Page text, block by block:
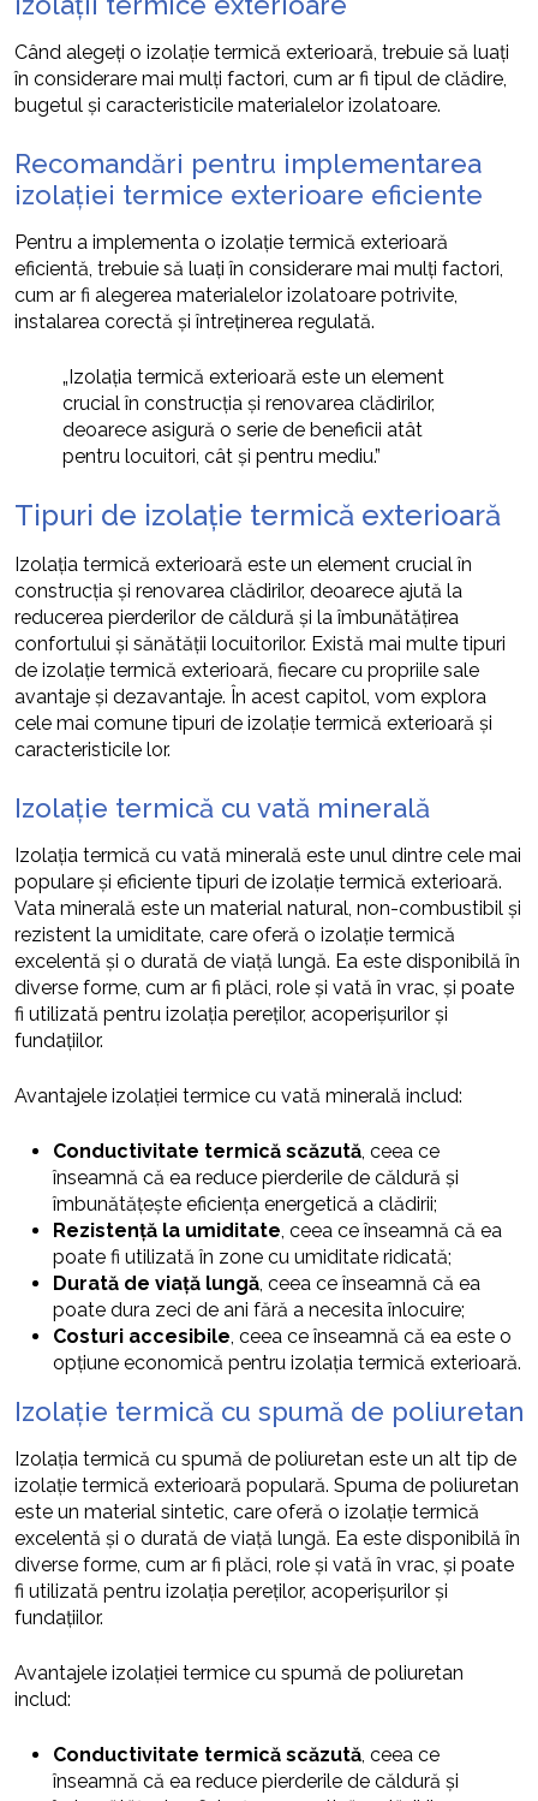
Când alegeți o izolație termică exterioară, trebuie să luați
în considerare mai mulți factori, cum ar fi tipul de clădire,
bugetul și caracteristicile materialelor izolatoare.
Recomandări pentru implementarea
izolației termice exterioare eficiente
Pentru a implementa o izolație termică exterioară
eficientă, trebuie să luați în considerare mai mulți factori,
cum ar fi alegerea materialelor izolatoare potrivite,
instalarea corectă și întreținerea regulată.
„Izolația termică exterioară este un element
crucial în construcția și renovarea clădirilor,
deoarece asigură o serie de beneficii atât
pentru locuitori, cât și pentru mediu.”
Tipuri de izolație termică exterioară
Izolația termică exterioară este un element crucial în
construcția și renovarea clădirilor, deoarece ajută la
reducerea pierderilor de căldură și la îmbunătățirea
confortului și sănătății locuitorilor. Există mai multe tipuri
de izolație termică exterioară, fiecare cu propriile sale
avantaje și dezavantaje. În acest capitol, vom explora
cele mai comune tipuri de izolație termică exterioară și
caracteristicile lor.
Izolație termică cu vată minerală
Izolația termică cu vată minerală este unul dintre cele mai
populare și eficiente tipuri de izolație termică exterioară.
Vata minerală este un material natural, non-combustibil și
rezistent la umiditate, care oferă o izolație termică
excelentă și o durată de viață lungă. Ea este disponibilă în
diverse forme, cum ar fi plăci, role și vată în vrac, și poate
fi utilizată pentru izolația pereților, acoperișurilor și
fundațiilor.
Avantajele izolației termice cu vată minerală includ:
Conductivitate termică scăzută , ceea ce
înseamnă că ea reduce pierderile de căldură și
îmbunătățește eficiența energetică a clădirii;
Rezistență la umiditate , ceea ce înseamnă că ea
poate fi utilizată în zone cu umiditate ridicată;
Durată de viață lungă , ceea ce înseamnă că ea
poate dura zeci de ani fără a necesita înlocuire;
Costuri accesibile , ceea ce înseamnă că ea este o
opțiune economică pentru izolația termică exterioară.
Izolație termică cu spumă de poliuretan
Izolația termică cu spumă de poliuretan este un alt tip de
izolație termică exterioară populară. Spuma de poliuretan
este un material sintetic, care oferă o izolație termică
excelentă și o durată de viață lungă. Ea este disponibilă în
diverse forme, cum ar fi plăci, role și vată în vrac, și poate
fi utilizată pentru izolația pereților, acoperișurilor și
fundațiilor.
Avantajele izolației termice cu spumă de poliuretan
includ:
Conductivitate termică scăzută , ceea ce
înseamnă că ea reduce pierderile de căldură și